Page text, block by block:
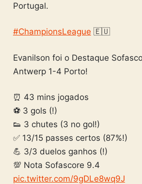
Portugal.
#ChampionsLeague 🇪🇺
Evanilson foi o Destaque
Antwerp 1-4 Porto!
⏰ 43 mins jogados
⚽️ 3 gols (!)
👟 3 chutes (3 no gol!)
✅ 13/15 passes certos (87%!)
💪 3/3 duelos ganhos (!)
💯 Nota Sofascore 9.4
pic.twitter.com/9gDLe8wq9J